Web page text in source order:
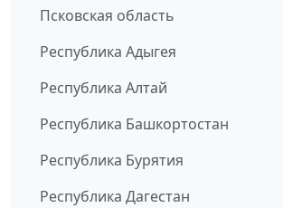
Псковская область
Республика Адыгея
Республика Алтай
Республика Башкортостан
Республика Бурятия
Республика Дагестан